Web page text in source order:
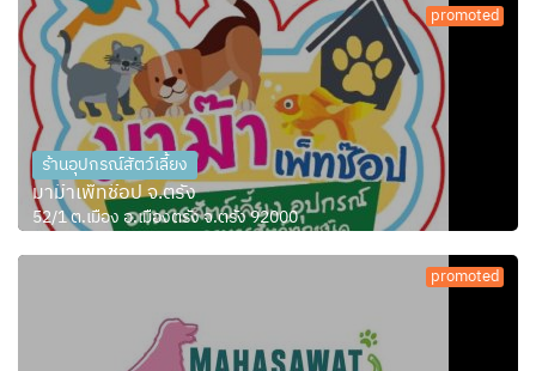
promoted
ร้านอุปกรณ์สัตว์เลี้ยง
มาม๊าเพ็ทช๊อป จ.ตรัง
52/1 ต.เมือง อ.เมืองตรัง จ.ตรัง 92000
promoted